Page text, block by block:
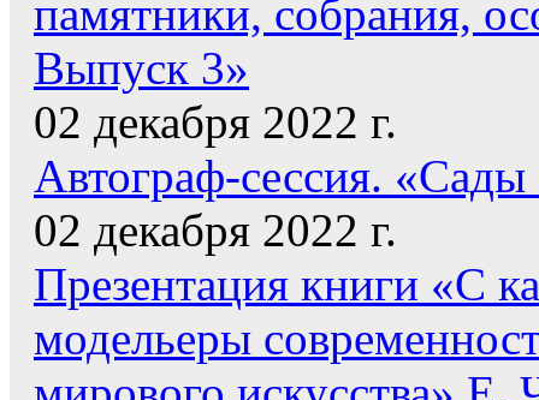
памятники, собрания,
Выпуск 3»
02 декабря 2022 г.
Автограф-сессия. «Сады
02 декабря 2022 г.
Презентация книги «С
модельеры